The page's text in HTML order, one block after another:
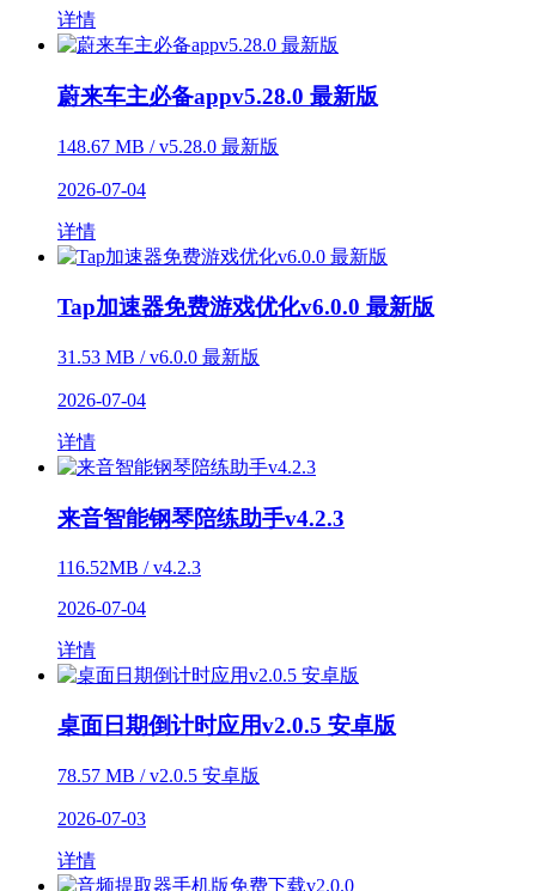
详情
蔚来车主必备appv5.28.0 最新版
148.67 MB / v5.28.0 最新版
2026-07-04
详情
Tap加速器免费游戏优化v6.0.0 最新版
31.53 MB / v6.0.0 最新版
2026-07-04
详情
来音智能钢琴陪练助手v4.2.3
116.52MB / v4.2.3
2026-07-04
详情
桌面日期倒计时应用v2.0.5 安卓版
78.57 MB / v2.0.5 安卓版
2026-07-03
详情